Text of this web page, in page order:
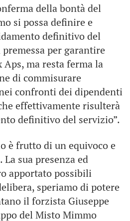
della bontà del
si possa definire e
definitivo del
per garantire
ma resta ferma la
di commisurare
confronti dei dipendenti
effettivamente risulterà
definitivo del servizio”.
è frutto di un equivoco e
sua presenza ed
apportato possibili
speriamo di potere
il forzista Giuseppe
del Misto Mimmo